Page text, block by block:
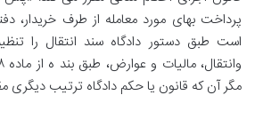
پرداخت بهای مورد معامله از طرف خریدار،
است طبق دستور دادگاه سند انتقال را
مگر آن که قانون یا حکم دادگاه ترتیب دیگری